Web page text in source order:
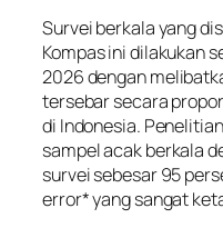
Survei berkala yang
Kompas ini dilakukan
2026 dengan
tersebar secara
di Indonesia.
sampel acak berkala
survei sebesar 95
error* yang sangat